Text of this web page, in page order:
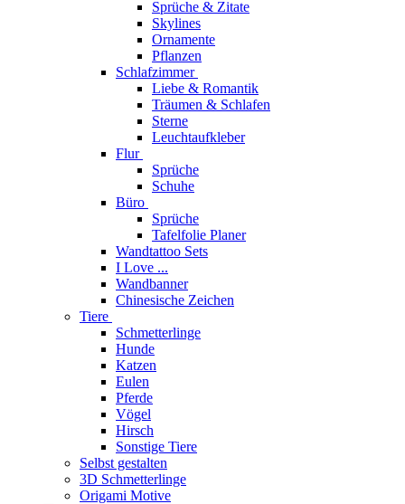
Sprüche & Zitate
Skylines
Ornamente
Pflanzen
Schlafzimmer
Liebe & Romantik
Träumen & Schlafen
Sterne
Leuchtaufkleber
Flur
Sprüche
Schuhe
Büro
Sprüche
Tafelfolie Planer
Wandtattoo Sets
I Love ...
Wandbanner
Chinesische Zeichen
Tiere
Schmetterlinge
Hunde
Katzen
Eulen
Pferde
Vögel
Hirsch
Sonstige Tiere
Selbst gestalten
3D Schmetterlinge
Origami Motive